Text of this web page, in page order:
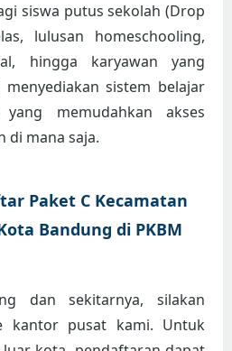
siswa putus sekolah (Drop
lulusan homeschooling,
hingga karyawan yang
sistem belajar
yang memudahkan akses
di mana saja.
Paket C Kecamatan
Bandung di PKBM
dan sekitarnya, silakan
kantor pusat kami. Untuk